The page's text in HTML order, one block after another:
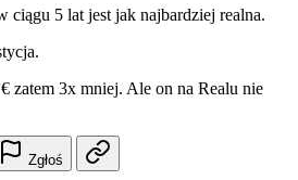
ciągu 5 lat jest jak najbardziej realna.
zatem 3x mniej. Ale on na Realu nie
Zgłoś